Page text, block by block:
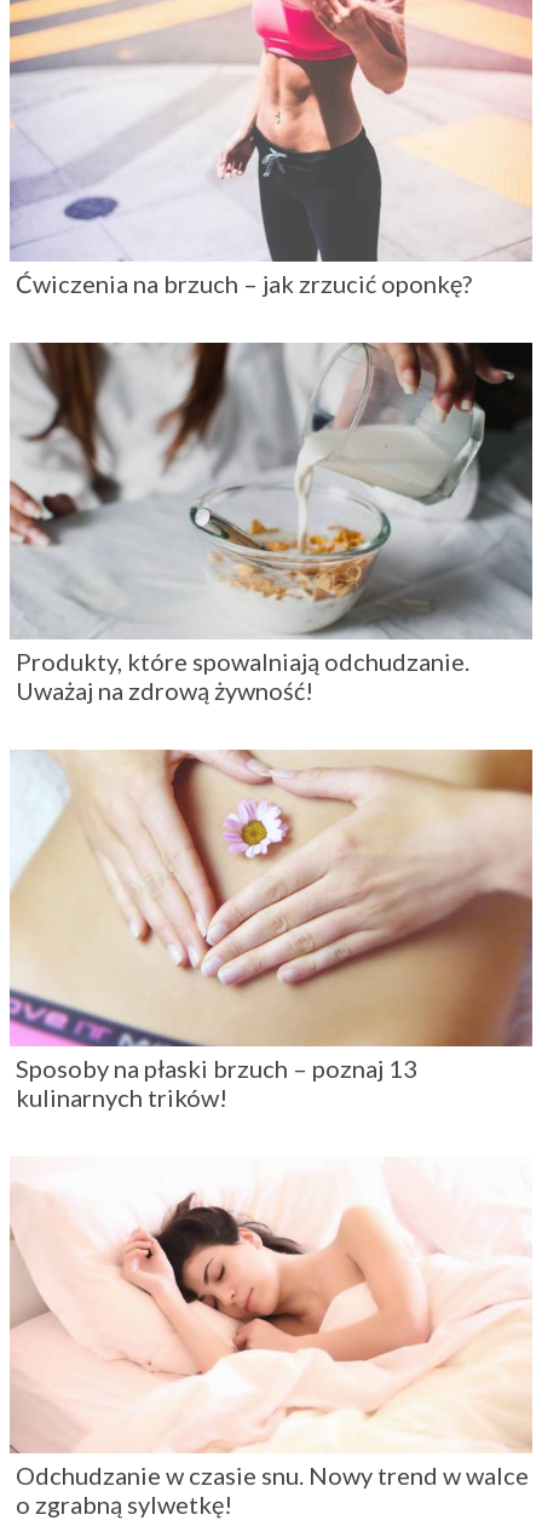
Ćwiczenia na brzuch – jak zrzucić oponkę?
Produkty, które spowalniają odchudzanie.
Uważaj na zdrową żywność!
Sposoby na płaski brzuch – poznaj 13
kulinarnych trików!
Odchudzanie w czasie snu. Nowy trend w walce
o zgrabną sylwetkę!